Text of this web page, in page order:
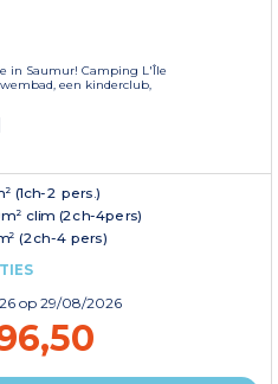
in Saumur! Camping L'Île
een kinderclub,
(1ch-2 pers.)
clim (2ch-4pers)
(2ch-4 pers)
op 29/08/2026